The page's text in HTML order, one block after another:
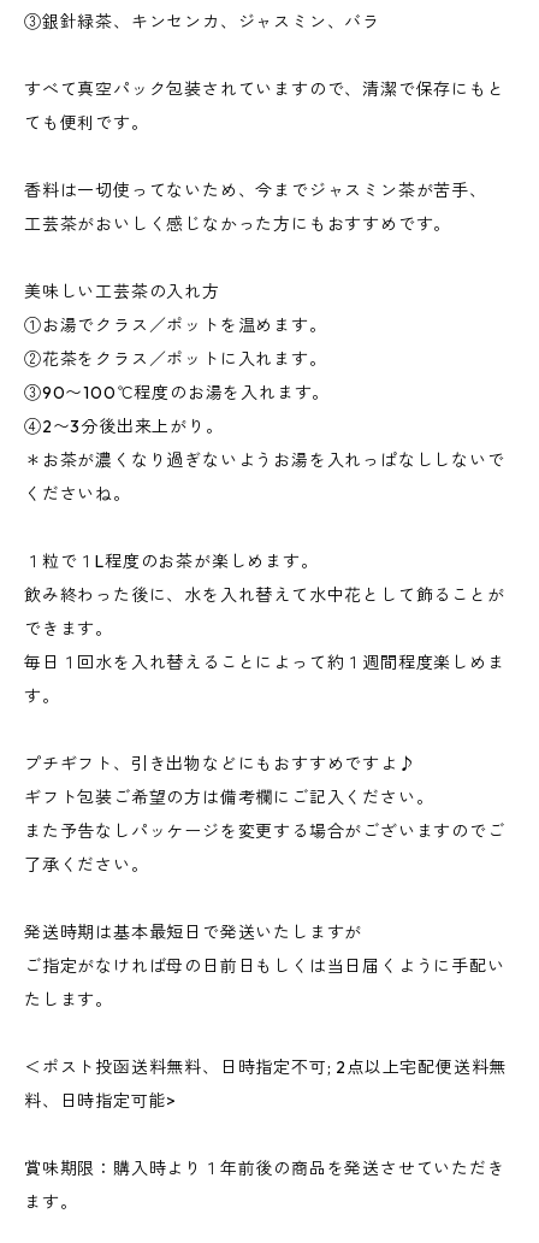
③銀針緑茶、キンセンカ、ジャスミン、バラ
すべて真空パック包装されていますので、清潔で保存にもと
ても便利です。
香料は一切使ってないため、今までジャスミン茶が苦手、
工芸茶がおいしく感じなかった方にもおすすめです。
美味しい工芸茶の入れ方
①お湯でクラス／ポットを温めます。
②花茶をクラス／ポットに入れます。
③90〜100℃程度のお湯を入れます。
④2〜3分後出来上がり。
＊お茶が濃くなり過ぎないようお湯を入れっぱなししないで
くださいね。
１粒で１L程度のお茶が楽しめます。
飲み終わった後に、水を入れ替えて水中花として飾ることが
できます。
毎日１回水を入れ替えることによって約１週間程度楽しめま
す。
プチギフト、引き出物などにもおすすめですよ♪
ギフト包装ご希望の方は備考欄にご記入ください。
また予告なしパッケージを変更する場合がございますのでご
了承ください。
発送時期は基本最短日で発送いたしますが
ご指定がなければ母の日前日もしくは当日届くように手配い
たします。
＜ポスト投函送料無料、日時指定不可; 2点以上宅配便送料無
料、日時指定可能>
賞味期限：購入時より１年前後の商品を発送させていただき
ます。